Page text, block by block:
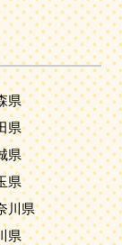
県
県
県
県
川県
県